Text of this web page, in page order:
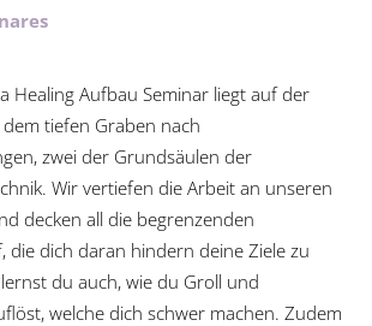
Healing Aufbau Seminar liegt auf der
tiefen Graben nach
zwei der Grundsäulen der
Wir vertiefen die Arbeit an unseren
decken all die begrenzenden
die dich daran hindern deine Ziele zu
du auch, wie du Groll und
welche dich schwer machen. Zudem